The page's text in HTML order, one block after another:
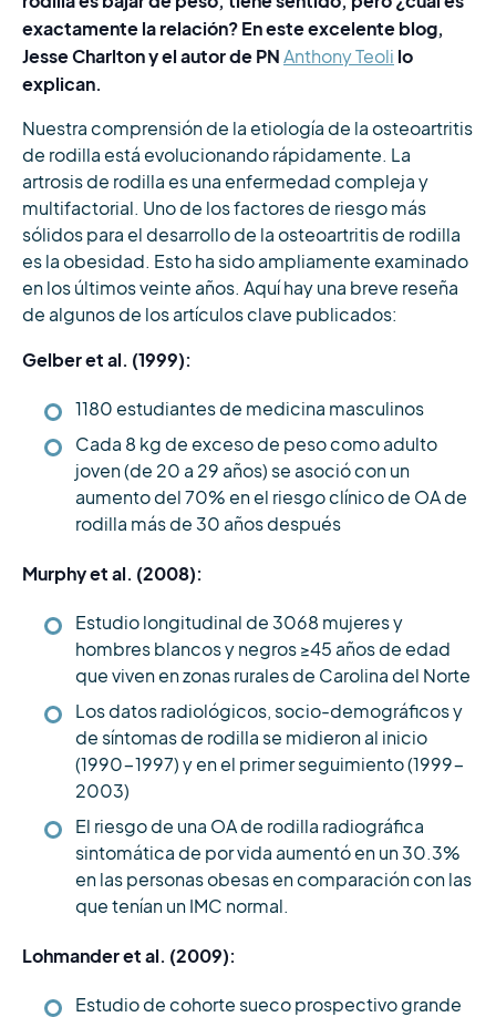
exactamente la relación? En este excelente blog,
Jesse Charlton y el autor de PN Anthony Teoli lo
explican.
Nuestra comprensión de la etiología de la osteoartritis
de rodilla está evolucionando rápidamente. La
artrosis de rodilla es una enfermedad compleja y
multifactorial. Uno de los factores de riesgo más
sólidos para el desarrollo de la osteoartritis de rodilla
es la obesidad. Esto ha sido ampliamente examinado
en los últimos veinte años. Aquí hay una breve reseña
de algunos de los artículos clave publicados:
Gelber et al. (1999):
1180 estudiantes de medicina masculinos
Cada 8 kg de exceso de peso como adulto
joven (de 20 a 29 años) se asoció con un
aumento del 70% en el riesgo clínico de OA de
rodilla más de 30 años después
Murphy et al. (2008):
Estudio longitudinal de 3068 mujeres y
hombres blancos y negros ≥45 años de edad
que viven en zonas rurales de Carolina del Norte
Los datos radiológicos, socio-demográficos y
de síntomas de rodilla se midieron al inicio
(1990-1997) y en el primer seguimiento (1999-
2003)
El riesgo de una OA de rodilla radiográfica
sintomática de por vida aumentó en un 30.3%
en las personas obesas en comparación con las
que tenían un IMC normal.
Lohmander et al. (2009):
Estudio de cohorte sueco prospectivo grande